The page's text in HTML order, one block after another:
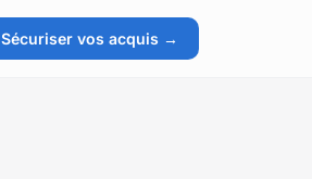
Sécuriser vos acquis →